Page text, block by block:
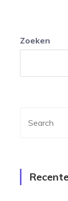
Zoeken